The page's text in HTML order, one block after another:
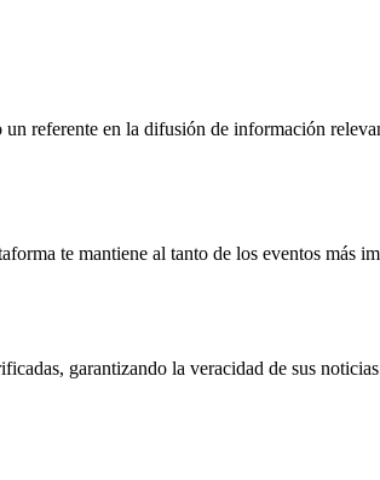
referente en la difusión de información
te mantiene al tanto de los eventos más
garantizando la veracidad de sus